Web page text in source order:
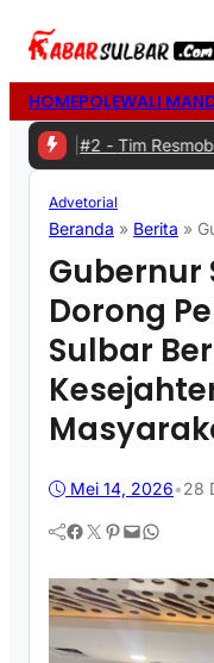
HOMEPOLEWALI
Tim Resmob Polresta
Advetorial
Beranda » Berita »
Gubernur
Dorong
Sulbar
Mei 14, 2026•28
Facebook Twitter Pinterest Mail WhatsApp